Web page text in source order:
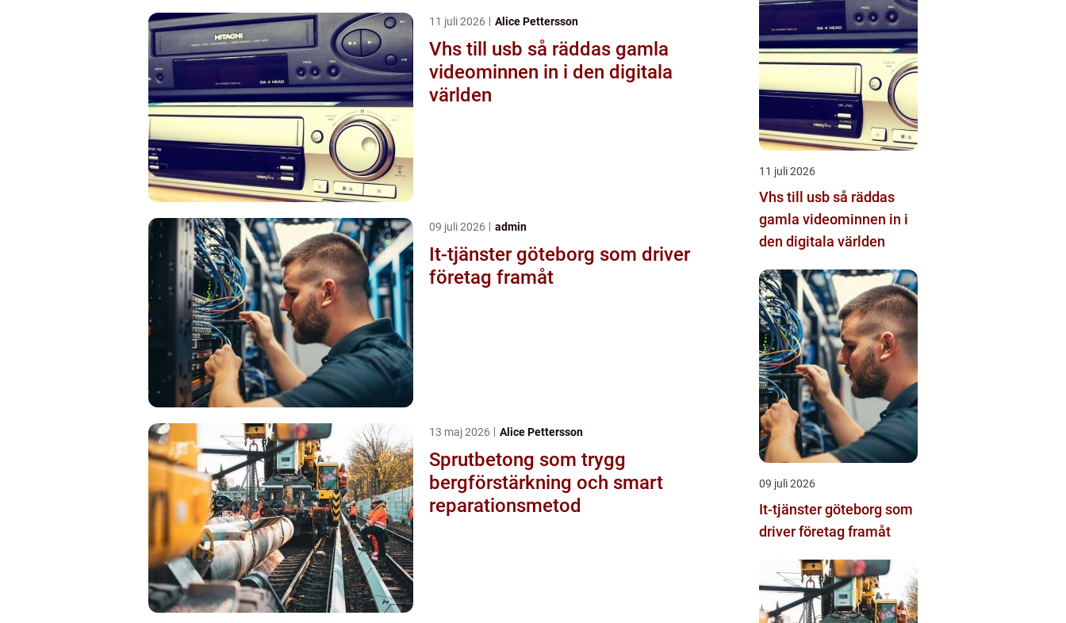
11 juli 2026 Alice Pettersson
Vhs till usb så räddas gamla
videominnen in i den digitala
världen
09 juli 2026 admin
It-tjänster göteborg som driver
företag framåt
13 maj 2026 Alice Pettersson
Sprutbetong som trygg
bergförstärkning och smart
reparationsmetod
11 juli 2026
Vhs till usb så räddas
gamla videominnen in i
den digitala världen
09 juli 2026
It-tjänster göteborg som
driver företag framåt